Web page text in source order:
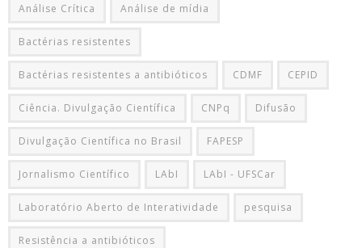
Análise Crítica Análise de mídia
Bactérias resistentes
Bactérias resistentes a antibióticos CDMF CEPID
Ciência. Divulgação Científica CNPq Difusão
Divulgação Científica no Brasil FAPESP
Jornalismo Científico LAbI LAbI - UFSCar
Laboratório Aberto de Interatividade pesquisa
Resistência a antibióticos